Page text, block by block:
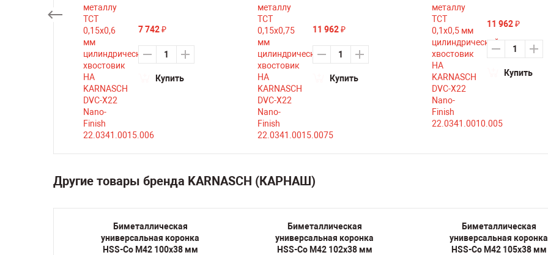
7 742 ₽
Купить
11 962 ₽
Купить
11 962 ₽
Купить
Другие товары бренда KARNASCH (КАРНАШ)
Биметаллическая
универсальная коронка
HSS-Co M42 100х38 мм
Биметаллическая
универсальная коронка
HSS-Co M42 102х38 мм
Биметаллическая
универсальная коронка
HSS-Co M42 105х38 мм